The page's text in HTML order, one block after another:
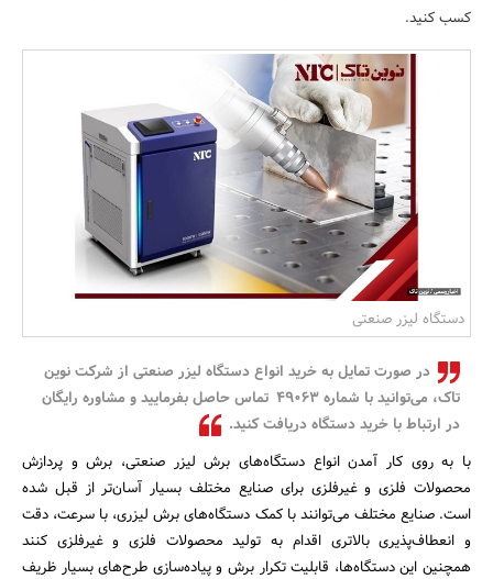
کسب کنید.
دستگاه لیزر صنعتی
در صورت تمایل به خرید انواع دستگاه لیزر صنعتی از شرکت نوین
تاک، می‌توانید با شماره ۴۹۰۶۳ تماس حاصل بفرمایید و مشاوره رایگان
در ارتباط با خرید دستگاه دریافت کنید.
با به روی کار آمدن انواع دستگاه‌های برش لیزر صنعتی، برش و پردازش
محصولات فلزی و غیرفلزی برای صنایع مختلف بسیار آسان‌تر از قبل شده
است. صنایع مختلف می‌توانند با کمک دستگاه‌های برش لیزری، با سرعت، دقت
و انعطاف‌پذیری بالاتری اقدام به تولید محصولات فلزی و غیرفلزی کنند
همچنین این دستگاه‌ها، قابلیت تکرار برش و پیاده‌سازی طرح‌های بسیار ظریف